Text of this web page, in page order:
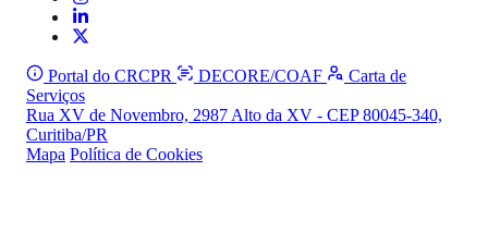
Portal do CRCPR DECORE/COAF
Carta de
Serviços
Rua XV de Novembro, 2987 Alto da XV - CEP 80045-340,
Curitiba/PR
Mapa Política de Cookies